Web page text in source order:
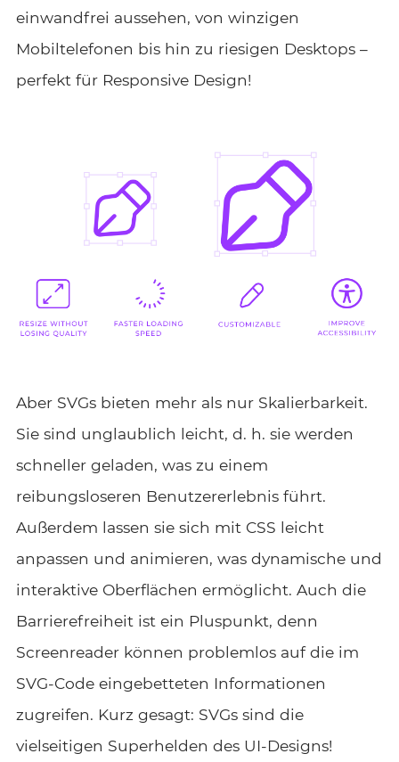
einwandfrei aussehen, von winzigen
Mobiltelefonen bis hin zu riesigen Desktops –
perfekt für Responsive Design!
Aber SVGs bieten mehr als nur Skalierbarkeit.
Sie sind unglaublich leicht, d. h. sie werden
schneller geladen, was zu einem
reibungsloseren Benutzererlebnis führt.
Außerdem lassen sie sich mit CSS leicht
anpassen und animieren, was dynamische und
interaktive Oberflächen ermöglicht. Auch die
Barrierefreiheit ist ein Pluspunkt, denn
Screenreader können problemlos auf die im
SVG-Code eingebetteten Informationen
zugreifen. Kurz gesagt: SVGs sind die
vielseitigen Superhelden des UI-Designs!